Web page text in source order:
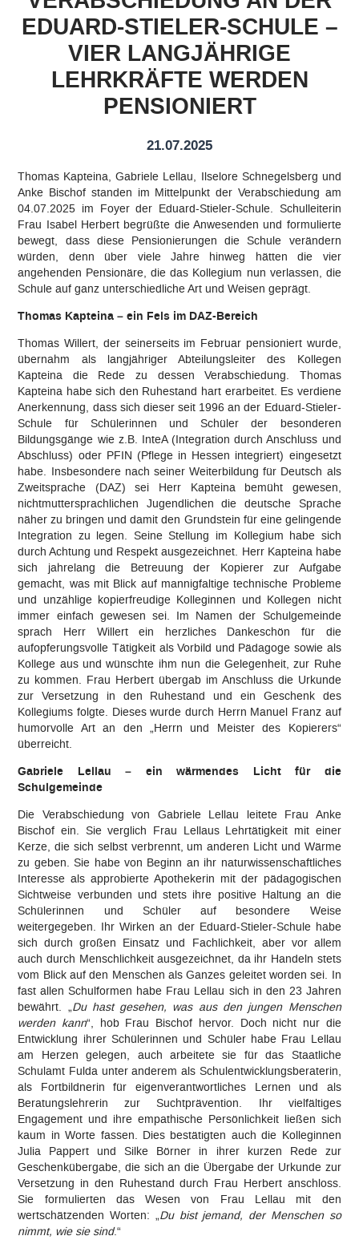
EDUARD-STIELER-SCHULE –
VIER LANGJÄHRIGE
LEHRKRÄFTE WERDEN
PENSIONIERT
21.07.2025
Thomas Kapteina, Gabriele Lellau, Ilselore Schnegelsberg und
Anke Bischof standen im Mittelpunkt der Verabschiedung am
04.07.2025 im Foyer der Eduard-Stieler-Schule. Schulleiterin
Frau Isabel Herbert begrüßte die Anwesenden und formulierte
bewegt, dass diese Pensionierungen die Schule verändern
würden, denn über viele Jahre hinweg hätten die vier
angehenden Pensionäre, die das Kollegium nun verlassen, die
Schule auf ganz unterschiedliche Art und Weisen geprägt.
Thomas Kapteina – ein Fels im DAZ-Bereich
Thomas Willert, der seinerseits im Februar pensioniert wurde,
übernahm als langjähriger Abteilungsleiter des Kollegen
Kapteina die Rede zu dessen Verabschiedung. Thomas
Kapteina habe sich den Ruhestand hart erarbeitet. Es verdiene
Anerkennung, dass sich dieser seit 1996 an der Eduard-Stieler-
Schule für Schülerinnen und Schüler der besonderen
Bildungsgänge wie z.B. InteA (Integration durch Anschluss und
Abschluss) oder PFIN (Pflege in Hessen integriert) eingesetzt
habe. Insbesondere nach seiner Weiterbildung für Deutsch als
Zweitsprache (DAZ) sei Herr Kapteina bemüht gewesen,
nichtmuttersprachlichen Jugendlichen die deutsche Sprache
näher zu bringen und damit den Grundstein für eine gelingende
Integration zu legen. Seine Stellung im Kollegium habe sich
durch Achtung und Respekt ausgezeichnet. Herr Kapteina habe
sich jahrelang die Betreuung der Kopierer zur Aufgabe
gemacht, was mit Blick auf mannigfaltige technische Probleme
und unzählige kopierfreudige Kolleginnen und Kollegen nicht
immer einfach gewesen sei. Im Namen der Schulgemeinde
sprach Herr Willert ein herzliches Dankeschön für die
aufopferungsvolle Tätigkeit als Vorbild und Pädagoge sowie als
Kollege aus und wünschte ihm nun die Gelegenheit, zur Ruhe
zu kommen. Frau Herbert übergab im Anschluss die Urkunde
zur Versetzung in den Ruhestand und ein Geschenk des
Kollegiums folgte. Dieses wurde durch Herrn Manuel Franz auf
humorvolle Art an den „Herrn und Meister des Kopierers“
überreicht.
Gabriele Lellau – ein wärmendes Licht für die
Schulgemeinde
Die Verabschiedung von Gabriele Lellau leitete Frau Anke
Bischof ein. Sie verglich Frau Lellaus Lehrtätigkeit mit einer
Kerze, die sich selbst verbrennt, um anderen Licht und Wärme
zu geben. Sie habe von Beginn an ihr naturwissenschaftliches
Interesse als approbierte Apothekerin mit der pädagogischen
Sichtweise verbunden und stets ihre positive Haltung an die
Schülerinnen und Schüler auf besondere Weise
weitergegeben. Ihr Wirken an der Eduard-Stieler-Schule habe
sich durch großen Einsatz und Fachlichkeit, aber vor allem
auch durch Menschlichkeit ausgezeichnet, da ihr Handeln stets
vom Blick auf den Menschen als Ganzes geleitet worden sei. In
fast allen Schulformen habe Frau Lellau sich in den 23 Jahren
bewährt. „Du hast gesehen, was aus den jungen Menschen
werden kann“, hob Frau Bischof hervor. Doch nicht nur die
Entwicklung ihrer Schülerinnen und Schüler habe Frau Lellau
am Herzen gelegen, auch arbeitete sie für das Staatliche
Schulamt Fulda unter anderem als Schulentwicklungsberaterin,
als Fortbildnerin für eigenverantwortliches Lernen und als
Beratungslehrerin zur Suchtprävention. Ihr vielfältiges
Engagement und ihre empathische Persönlichkeit ließen sich
kaum in Worte fassen. Dies bestätigten auch die Kolleginnen
Julia Pappert und Silke Börner in ihrer kurzen Rede zur
Geschenkübergabe, die sich an die Übergabe der Urkunde zur
Versetzung in den Ruhestand durch Frau Herbert anschloss.
Sie formulierten das Wesen von Frau Lellau mit den
wertschätzenden Worten: „Du bist jemand, der Menschen so
nimmt, wie sie sind.“
Qualitätsleitbild
Qualitätsmanagement
Arbeitsgemeinschaften (AGs)
Selbstständige berufliche Schule
Namensgeber
Links